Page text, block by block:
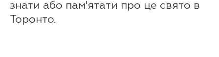
знати або пам'ятати про це свято в
Торонто.